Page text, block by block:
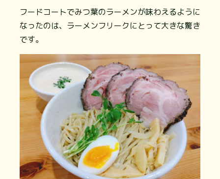
フードコートでみつ葉のラーメンが味わえるように
なったのは、ラーメンフリークにとって大きな驚き
です。